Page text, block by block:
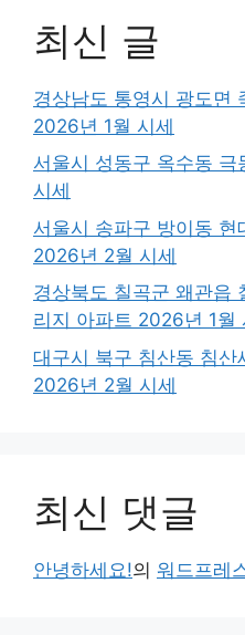
최신 글
경상남도 통영시 광도면
2026년 1월 시세
서울시 성동구 옥수동
시세
서울시 송파구 방이동 현
2026년 2월 시세
경상북도 칠곡군 왜관읍
리지 아파트 2026년 1월
대구시 북구 침산동 침산
2026년 2월 시세
최신 댓글
안녕하세요!의 워드프레